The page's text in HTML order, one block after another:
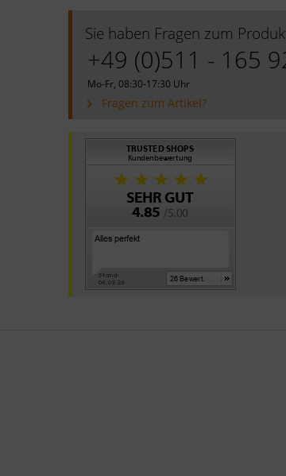
Sie haben Fragen zum
+49 (0)511 - 165
Mo-Fr, 08:30-17:30 Uhr
Fragen zum Artikel?